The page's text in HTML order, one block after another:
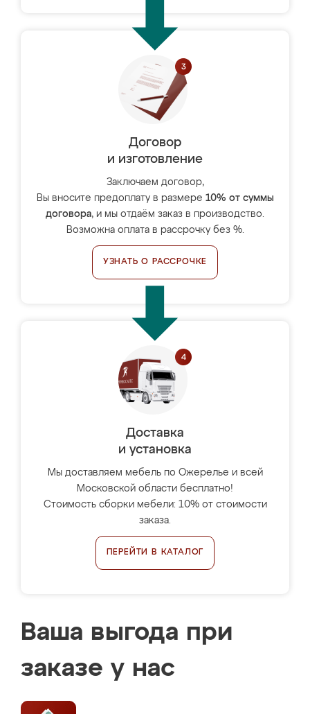
Договор
и изготовление
Заключаем договор,
Вы вносите предоплату в размере 10% от суммы
договора, и мы отдаём заказ в производство.
Возможна оплата в рассрочку без %.
УЗНАТЬ О РАССРОЧКЕ
Доставка
и установка
Мы доставляем мебель по Ожерелье и всей
Московской области бесплатно!
Стоимость сборки мебели: 10% от стоимости
заказа.
ПЕРЕЙТИ В КАТАЛОГ
Ваша выгода при
заказе у нас